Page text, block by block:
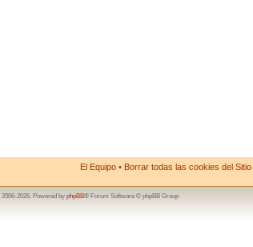
El Equipo • Borrar todas las cookies del Sitio
2026. Powered by phpBB® Forum Software © phpBB Group